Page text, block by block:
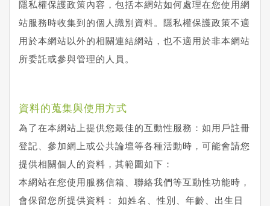
隱私權保護政策內容，包括本網站如何處理在您使用網
站服務時收集到的個人識別資料。隱私權保護政策不適
用於本網站以外的相關連結網站，也不適用於非本網站
所委託或參與管理的人員。
資料的蒐集與使用方式
為了在本網站上提供您最佳的互動性服務：如用戶註冊
登記、參加網上或公共論壇等各種活動時，可能會請您
提供相關個人的資料，其範圍如下：
本網站在您使用服務信箱、聯絡我們等互動性功能時，
會保留您所提供資料： 如姓名、性別、年齡、出生日